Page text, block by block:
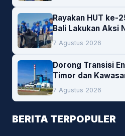
Rayakan HUT ke-
Bali Lakukan Aksi
Lingkungan
7 Agustus 2026
Dorong Transisi
Timor dan
Peluang Investasi
Cofiring PLTU Bolok
7 Agustus 2026
BERITA TERPOPULER